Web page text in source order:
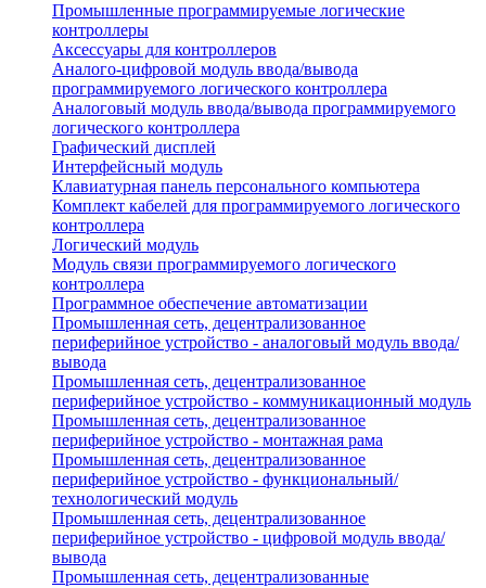
Промышленные программируемые логические
контроллеры
Аксессуары для контроллеров
Аналого-цифровой модуль ввода/вывода
программируемого логического контроллера
Аналоговый модуль ввода/вывода программируемого
логического контроллера
Графический дисплей
Интерфейсный модуль
Клавиатурная панель персонального компьютера
Комплект кабелей для программируемого логического
контроллера
Логический модуль
Модуль связи программируемого логического
контроллера
Программное обеспечение автоматизации
Промышленная сеть, децентрализованное
периферийное устройство - аналоговый модуль ввода/
вывода
Промышленная сеть, децентрализованное
периферийное устройство - коммуникационный модуль
Промышленная сеть, децентрализованное
периферийное устройство - монтажная рама
Промышленная сеть, децентрализованное
периферийное устройство - функциональный/
технологический модуль
Промышленная сеть, децентрализованное
периферийное устройство - цифровой модуль ввода/
вывода
Промышленная сеть, децентрализованные